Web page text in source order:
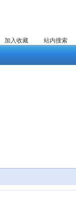
加入收藏 站内搜索